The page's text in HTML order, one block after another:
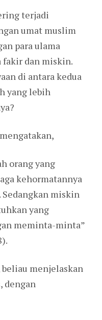
terjadi
umat muslim
para ulama
fakir dan miskin.
di antara kedua
yang lebih
orang yang
kehormatannya
miskin
yang
meminta-minta”
menjelaskan
dengan